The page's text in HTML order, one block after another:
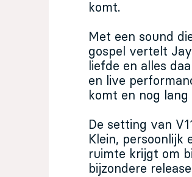
komt.
Met een sound
gospel vertelt
liefde en alles
en live
komt en nog
De setting van
Klein, persoonlijk
ruimte krijgt om
bijzondere